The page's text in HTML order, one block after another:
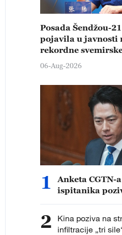
Posada Šendžou-
pojavila u javnosti
rekordne
dana
06-Aug-2026
1
Anketa CGTN-
ispitanika
2
Kina poziva na
infiltracije „tri